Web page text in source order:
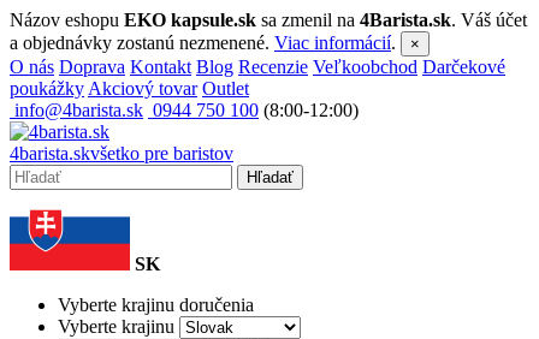
Názov eshopu EKO kapsule.sk sa zmenil na 4Barista.sk. Váš účet
a objednávky zostanú nezmenené. Viac informácií. ×
O nás Doprava Kontakt Blog Recenzie Veľkoobchod Darčekové
poukážky Akciový tovar Outlet
info@4barista.sk 0944 750 100 (8:00-12:00)
4barista.skvšetko pre baristov
Hľadať
SK
Vyberte krajinu doručenia
Vyberte krajinu